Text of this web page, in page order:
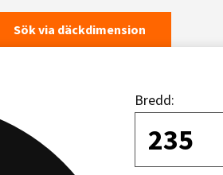
Sök via däckdimension
Bredd:
235